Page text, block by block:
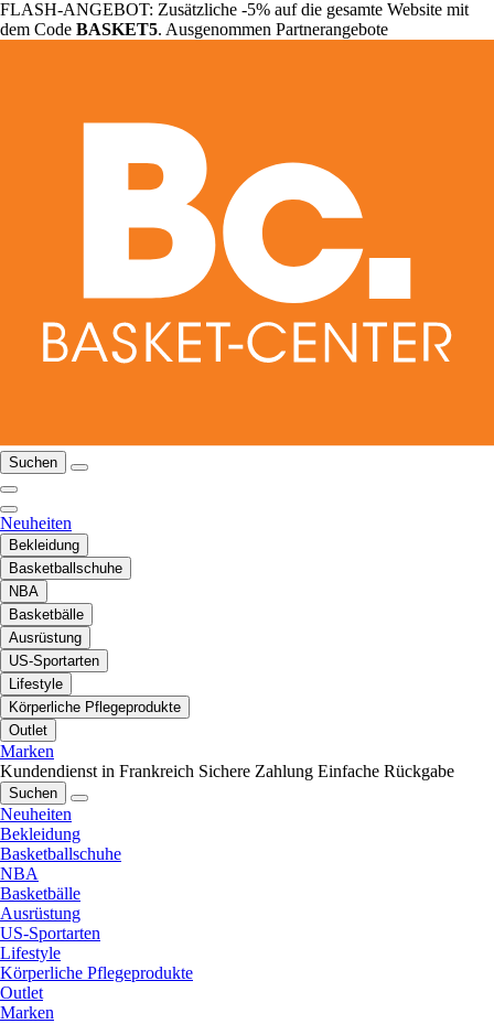
FLASH-ANGEBOT: Zusätzliche -5% auf die gesamte Website mit
dem Code BASKET5. Ausgenommen Partnerangebote
Suchen
Neuheiten
Bekleidung
Basketballschuhe
NBA
Basketbälle
Ausrüstung
US-Sportarten
Lifestyle
Körperliche Pflegeprodukte
Outlet
Marken
Kundendienst in Frankreich Sichere Zahlung Einfache Rückgabe
Suchen
Neuheiten
Bekleidung
Basketballschuhe
NBA
Basketbälle
Ausrüstung
US-Sportarten
Lifestyle
Körperliche Pflegeprodukte
Outlet
Marken